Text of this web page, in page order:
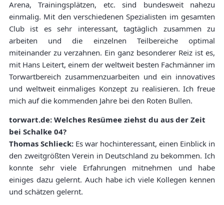
Arena, Trainingsplätzen, etc. sind bundesweit nahezu
einmalig. Mit den verschiedenen Spezialisten im gesamten
Club ist es sehr interessant, tagtäglich zusammen zu
arbeiten und die einzelnen Teilbereiche optimal
miteinander zu verzahnen. Ein ganz besonderer Reiz ist es,
mit Hans Leitert, einem der weltweit besten Fachmänner im
Torwartbereich zusammenzuarbeiten und ein innovatives
und weltweit einmaliges Konzept zu realisieren. Ich freue
mich auf die kommenden Jahre bei den Roten Bullen.
torwart.de: Welches Resümee ziehst du aus der Zeit
bei Schalke 04?
Thomas Schlieck: Es war hochinteressant, einen Einblick in
den zweitgrößten Verein in Deutschland zu bekommen. Ich
konnte sehr viele Erfahrungen mitnehmen und habe
einiges dazu gelernt. Auch habe ich viele Kollegen kennen
und schätzen gelernt.